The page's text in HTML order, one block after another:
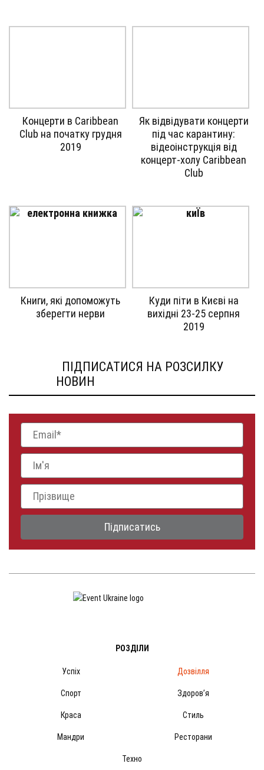
Gallery
image
Концерти в Caribbean
Club на початку грудня
2019
Gallery
image
with
caption:
Як відвідувати концерти
під час карантину:
відеоінструкція від
концерт-холу Caribbean
Club
Gallery
image
Книги, які допоможуть
зберегти нерви
Gallery
image
Куди піти в Києві на
вихідні 23-25 серпня
2019
ПІДПИСАТИСЯ НА РОЗСИЛКУ
НОВИН
РОЗДІЛИ
Успіх Дозвілля
Спорт Здоров’я
Краса Стиль
Мандри Ресторани
Техно